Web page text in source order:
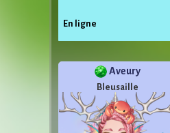
En ligne
Aveury
Bleusaille